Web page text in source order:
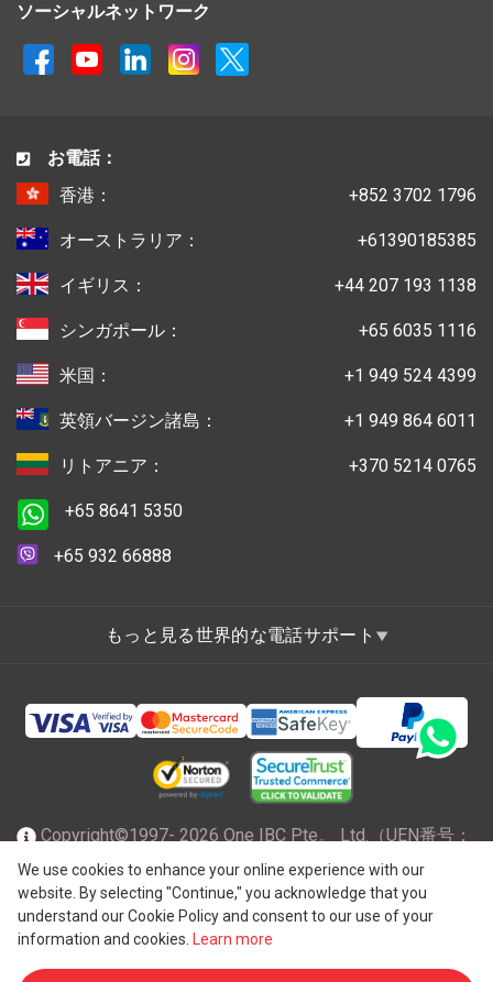
ソーシャルネットワーク
We use cookies to enhance your online experience with our
website. By selecting "Continue," you acknowledge that you
understand our Cookie Policy and consent to our use of your
information and cookies.
Learn more
お電話：
香港：
+852 3702 1796
オーストラリア： +61390185385
イギリス： +44 207 193 1138
シンガポール： +65 6035 1116
米国： +1 949 524 4399
英領バージン諸島： +1 949 864 6011
リトアニア： +370 5214 0765
+65 8641 5350
+65 932 66888
もっと見る世界的な電話サポート
Copyright©1997- 2026 One IBC Pte。 Ltd.（UEN番号：
201602796Z）は、有限責任を負うシンガポール共和国で
法人化され、スイスのエンティティであるOne IBC®Group
("One IBC Limited")に所属する独立した独立した法人の
One IBCネットワークのメンバーファームです。全著作権